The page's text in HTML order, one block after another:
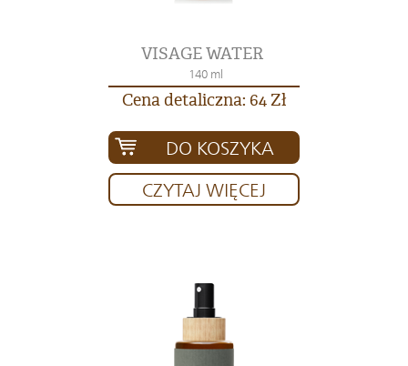
VISAGE WATER
140 ml
Cena detaliczna: 64 Zł
DO KOSZYKA
CZYTAJ WIĘCEJ